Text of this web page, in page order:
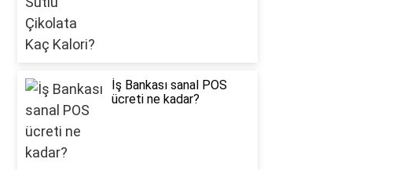
İş Bankası sanal POS
ücreti ne kadar?